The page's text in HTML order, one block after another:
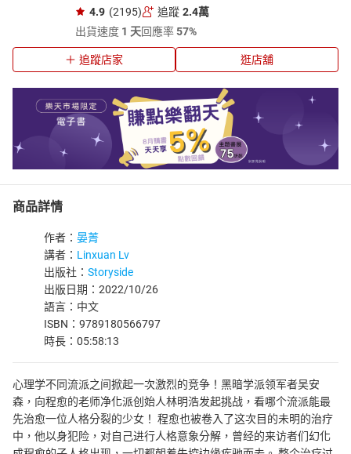
4.9 (2195) 追蹤 2.4萬
出貨速度 1 天回應率57%
追蹤店家 逛店舖
商品詳情
作者： 晏菁
講者： Linxuan Lv
出版社： Storyside
出版日期：2022/10/26
語言：中文
ISBN：9789180566797
時長：05:58:13
心理学不同流派之间掀起一次激烈的竞争！黑暗学派领军者吴安
森，向程愈的老师净化派创始人林明浩发起挑战，看哪个流派能最
先治愈一位人格分裂的少女！ 程愈也被卷入了这次目的未明的治疗
中，他以身犯险，对自己进行人格意象分解，曾经的来访者们幻化